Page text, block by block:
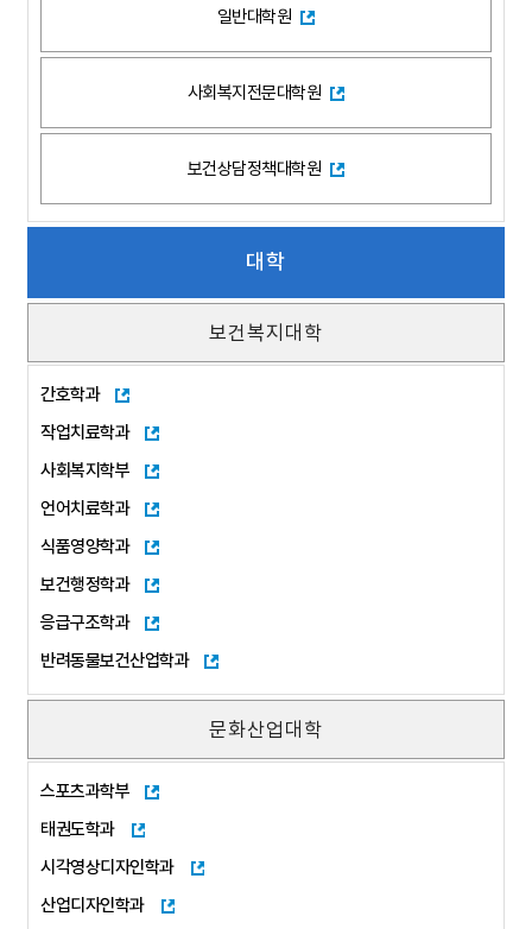
일반대학원
사회복지전문대학원
보건상담정책대학원
대학
보건복지대학
간호학과
작업치료학과
사회복지학부
언어치료학과
식품영양학과
보건행정학과
응급구조학과
반려동물보건산업학과
문화산업대학
스포츠과학부
태권도학과
시각영상디자인학과
산업디자인학과